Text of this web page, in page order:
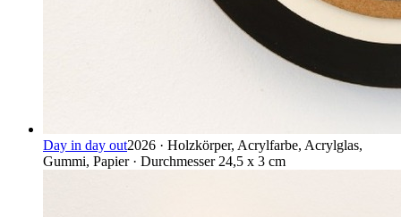
Day in day out2026 · Holzkörper, Acrylfarbe, Acrylglas,
Gummi, Papier · Durchmesser 24,5 x 3 cm